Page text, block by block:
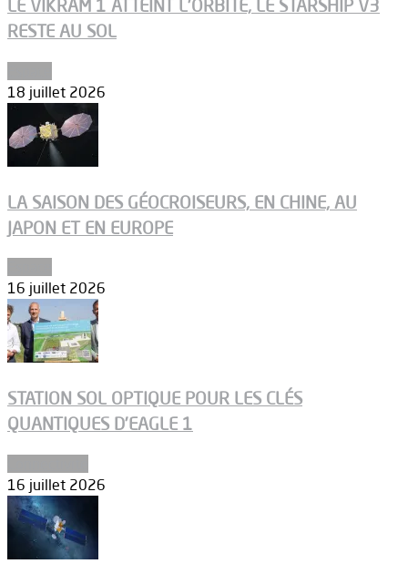
LE VIKRAM 1 ATTEINT L’ORBITE, LE STARSHIP V3
RESTE AU SOL
18 juillet 2026
LA SAISON DES GÉOCROISEURS, EN CHINE, AU
JAPON ET EN EUROPE
16 juillet 2026
STATION SOL OPTIQUE POUR LES CLÉS
QUANTIQUES D’EAGLE 1
16 juillet 2026